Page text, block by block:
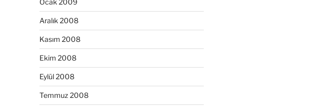
Ocak 2009
Aralık 2008
Kasım 2008
Ekim 2008
Eylül 2008
Temmuz 2008